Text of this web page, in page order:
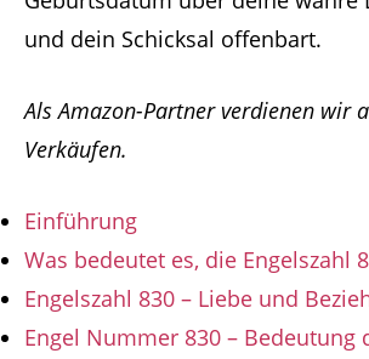
und dein Schicksal offenbart.
Als Amazon-Partner verdienen wir
Verkäufen.
Einführung
Was bedeutet es, die Engelszahl
Engelszahl 830 – Liebe und
Engel Nummer 830 – Bedeutung